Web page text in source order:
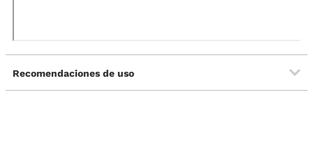
Recomendaciones de uso